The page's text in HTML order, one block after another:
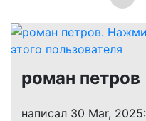
роман петров
написал 30 Mar, 2025: